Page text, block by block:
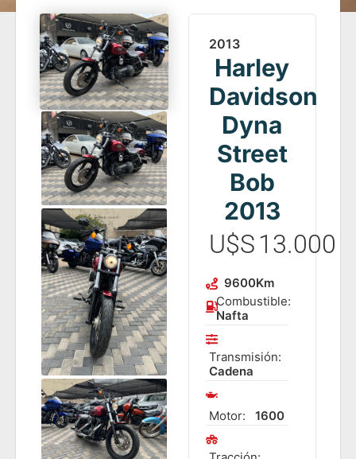
2013
Harley
Davidson
Dyna
Street
Bob
2013
U$S13.000
9600Km
Combustible:
Nafta
Transmisión:
Cadena
Motor: 1600